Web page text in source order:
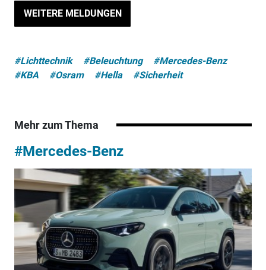
WEITERE MELDUNGEN
#Lichttechnik #Beleuchtung
#Mercedes-Benz
#KBA
#Osram #Hella #Sicherheit
Mehr zum Thema
#Mercedes-Benz